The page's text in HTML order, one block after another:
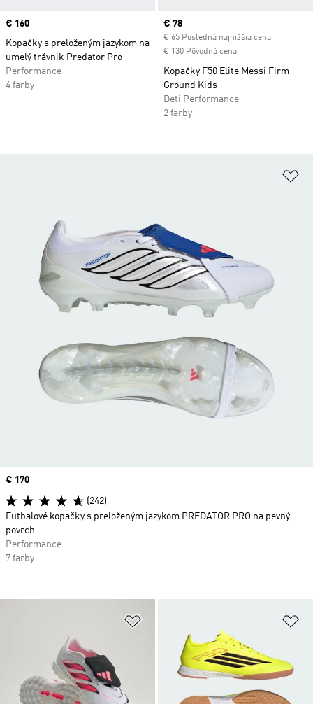
Price
€ 160
Kopačky s preloženým jazykom na
umelý trávnik Predator Pro
Performance
4 farby
Current price
€ 78
€ 65 Posledná najnižšia cena
€ 130 Pôvodná cena
Kopačky F50 Elite Messi Firm
Ground Kids
Deti Performance
2 farby
Pridať do zoznamu želaných
Price
€ 170
(242)
Futbalové kopačky s preloženým jazykom PREDATOR PRO na pevný
povrch
Performance
7 farby